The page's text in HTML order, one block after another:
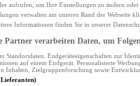
aufrufen, um Ihre Einstellungen zu ändern
verwalten am unteren Rand der Webseite
Informationen finden Sie in unserer
Partner verarbeiten Daten, um
Standortdaten. Endgeräteeigenschaften zur
auf einem Endgerät. Personalisierte
Inhalten, Zielgruppenforschung sowie